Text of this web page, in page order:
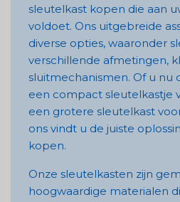
sleutelkast kopen die aan
voldoet. Ons uitgebreide
diverse opties, waaronder
verschillende afmetingen,
sluitmechanismen. Of u nu
een compact sleutelkastje
een grotere sleutelkast
ons vindt u de juiste
kopen.
Onze sleutelkasten zijn
hoogwaardige materialen